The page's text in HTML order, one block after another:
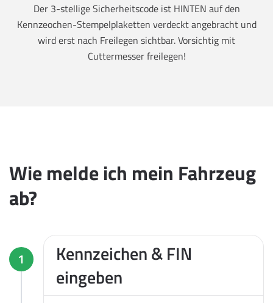
Der 3-stellige Sicherheitscode ist HINTEN auf den
Kennzeochen-Stempelplaketten verdeckt angebracht und
wird erst nach Freilegen sichtbar. Vorsichtig mit
Cuttermesser freilegen!
Wie melde ich mein Fahrzeug
ab?
1
Kennzeichen & FIN
eingeben